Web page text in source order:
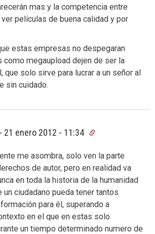
mas y la competencia entre
películas de buena calidad y por
estas empresas no despegaran
como megaupload dejen de ser la
que solo sirve para lucrar a un señor al
sin cuidado.
- 21 enero 2012 - 11:34
me asombra, solo ven la parte
de autor, pero en realidad va
en toda la historia de la humanidad
un ciudadano pueda tener tantos
para él, superando a
en el que en estas solo
un tiempo determinado numero de